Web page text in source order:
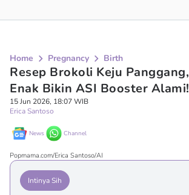
Home Pregnancy Birth
Resep Brokoli Keju
Enak Bikin ASI Booster Alami!
15 Jun 2026, 18:07 WIB
Erica Santoso
News Channel
Popmama.com/Erica Santoso/AI
Intinya Sih